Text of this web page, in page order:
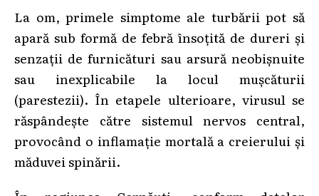
La om, primele simptome ale turbării pot să
apară sub formă de febră însoțită de dureri și
senzații de furnicături sau arsură neobișnuite
sau inexplicabile la locul mușcăturii
(parestezii). În etapele ulterioare, virusul se
răspândește către sistemul nervos central,
provocând o inflamație mortală a creierului și
măduvei spinării.